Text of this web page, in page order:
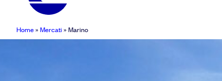
Home» Mercati » Marino